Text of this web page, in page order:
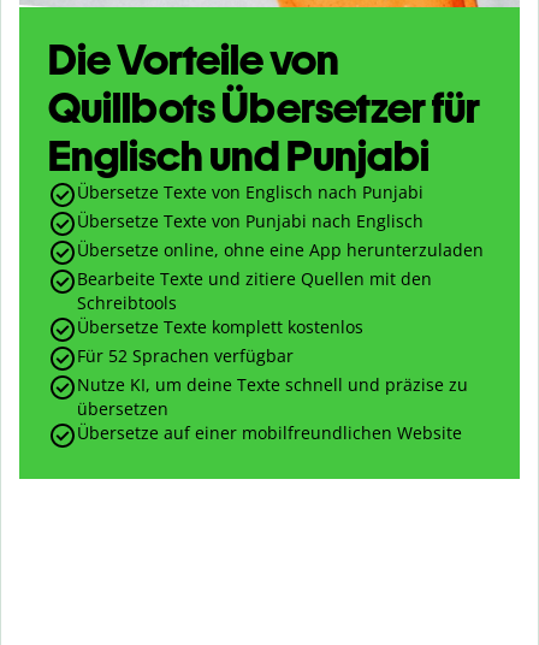
Die Vorteile von
Quillbots Übersetzer für
Englisch und Punjabi
Übersetze Texte von Englisch nach Punjabi
Übersetze Texte von Punjabi nach Englisch
Übersetze online, ohne eine App herunterzuladen
Bearbeite Texte und zitiere Quellen mit den
Schreibtools
Übersetze Texte komplett kostenlos
Für 52 Sprachen verfügbar
Nutze KI, um deine Texte schnell und präzise zu
übersetzen
Übersetze auf einer mobilfreundlichen Website